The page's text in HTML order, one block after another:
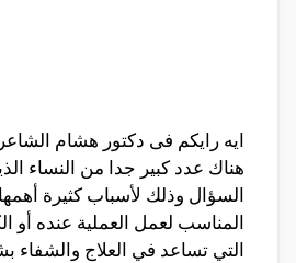
ايه رايكم فى دكتور هشام
هناك عدد كبير جدا من النساء
السؤال وذلك لأسباب كثيرة
المناسب لعمل العملية عنده أو
التي تساعد في العلاج والشفاء